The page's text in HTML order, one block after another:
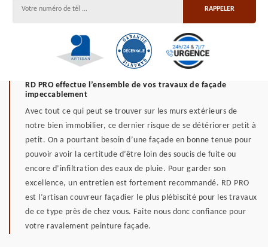
RD PRO effectue l’ensemble de vos travaux de façade
impeccablement
Avec tout ce qui peut se trouver sur les murs extérieurs de
notre bien immobilier, ce dernier risque de se détériorer petit à
petit. On a pourtant besoin d’une façade en bonne tenue pour
pouvoir avoir la certitude d’être loin des soucis de fuite ou
encore d’infiltration des eaux de pluie. Pour garder son
excellence, un entretien est fortement recommandé. RD PRO
est l’artisan couvreur façadier le plus plébiscité pour les travaux
de ce type près de chez vous. Faite nous donc confiance pour
votre ravalement peinture façade.